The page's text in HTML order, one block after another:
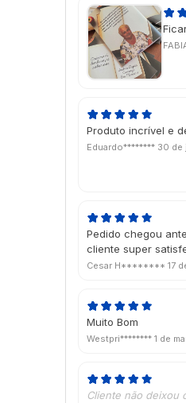
Produto incrível e
Eduardo******** 30 de
Pedido chegou
cliente super
Cesar H******** 17
Muito Bom
Westpri******** 1 de
Cliente não deixou